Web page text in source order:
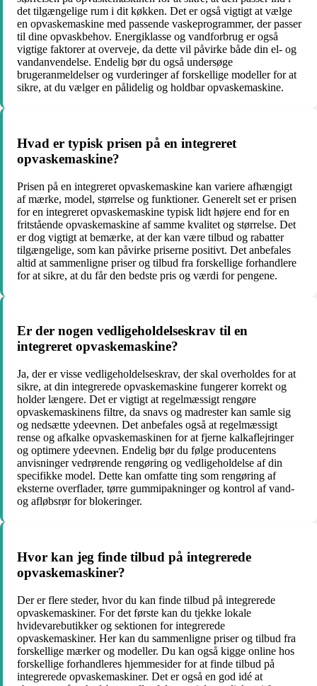
det tilgængelige rum i dit køkken. Det er også vigtigt at vælge
en opvaskemaskine med passende vaskeprogrammer, der passer
til dine opvaskbehov. Energiklasse og vandforbrug er også
vigtige faktorer at overveje, da dette vil påvirke både din el- og
vandanvendelse. Endelig bør du også undersøge
brugeranmeldelser og vurderinger af forskellige modeller for at
sikre, at du vælger en pålidelig og holdbar opvaskemaskine.
Hvad er typisk prisen på en integreret
opvaskemaskine?
Prisen på en integreret opvaskemaskine kan variere afhængigt
af mærke, model, størrelse og funktioner. Generelt set er prisen
for en integreret opvaskemaskine typisk lidt højere end for en
fritstående opvaskemaskine af samme kvalitet og størrelse. Det
er dog vigtigt at bemærke, at der kan være tilbud og rabatter
tilgængelige, som kan påvirke priserne positivt. Det anbefales
altid at sammenligne priser og tilbud fra forskellige forhandlere
for at sikre, at du får den bedste pris og værdi for pengene.
Er der nogen vedligeholdelseskrav til en
integreret opvaskemaskine?
Ja, der er visse vedligeholdelseskrav, der skal overholdes for at
sikre, at din integrerede opvaskemaskine fungerer korrekt og
holder længere. Det er vigtigt at regelmæssigt rengøre
opvaskemaskinens filtre, da snavs og madrester kan samle sig
og nedsætte ydeevnen. Det anbefales også at regelmæssigt
rense og afkalke opvaskemaskinen for at fjerne kalkaflejringer
og optimere ydeevnen. Endelig bør du følge producentens
anvisninger vedrørende rengøring og vedligeholdelse af din
specifikke model. Dette kan omfatte ting som rengøring af
eksterne overflader, tørre gummipakninger og kontrol af vand-
og afløbsrør for blokeringer.
Hvor kan jeg finde tilbud på integrerede
opvaskemaskiner?
Der er flere steder, hvor du kan finde tilbud på integrerede
opvaskemaskiner. For det første kan du tjekke lokale
hvidevarebutikker og sektionen for integrerede
opvaskemaskiner. Her kan du sammenligne priser og tilbud fra
forskellige mærker og modeller. Du kan også kigge online hos
forskellige forhandleres hjemmesider for at finde tilbud på
integrerede opvaskemaskiner. Det er også en god idé at